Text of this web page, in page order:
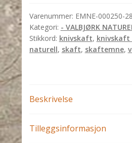
Varenummer: EMNE-000250-
Kategori: - VALBJØRK
Stikkord: knivskaft, knivskaft
naturell, skaft, skaftemne,
Beskrivelse
Tilleggsinformasjon